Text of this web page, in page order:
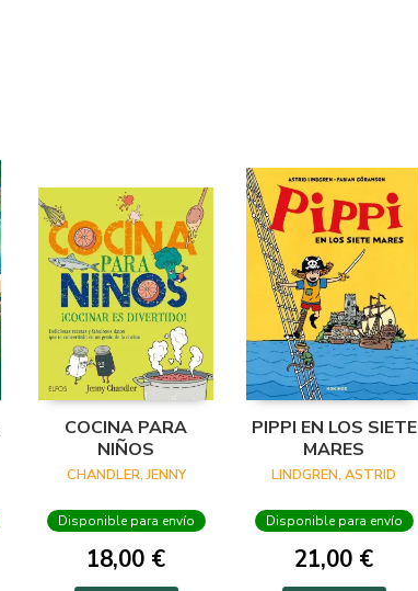
COCINA PARA
NIÑOS
CHANDLER, JENNY
Disponible para envío
18,00 €
PIPPI EN LOS SIETE
MARES
LINDGREN, ASTRID
Disponible para envío
21,00 €